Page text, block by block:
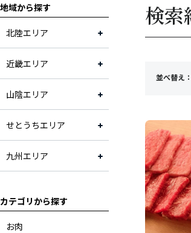
地域から探す
北陸エリア
近畿エリア
山陰エリア
せとうちエリア
九州エリア
カテゴリから探す
お肉
検索
並べ替え：